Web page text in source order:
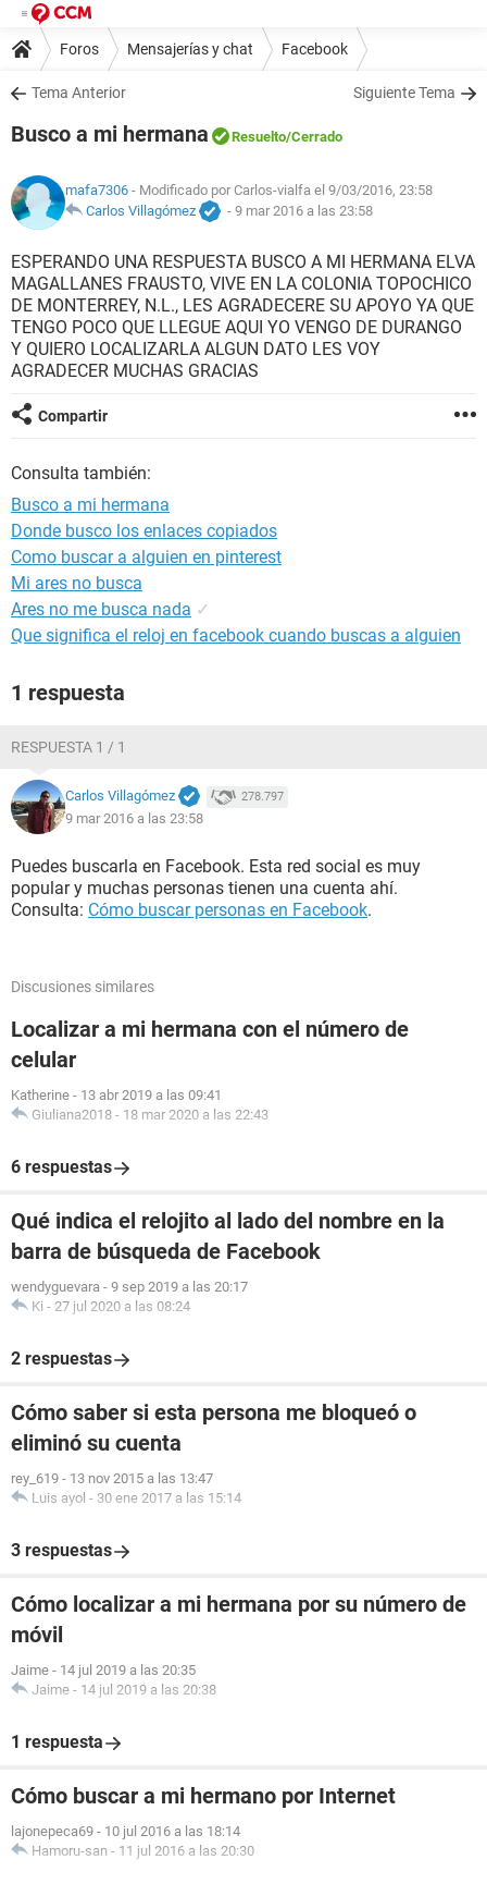
Foros Mensajerías y chat Facebook
Tema Anterior Siguiente Tema
Busco a mi hermana Resuelto/Cerrado
mafa7306 - Modificado por Carlos-vialfa el 9/03/2016, 23:58
Carlos Villagómez
- 9 mar 2016 a las 23:58
ESPERANDO UNA RESPUESTA BUSCO A MI HERMANA ELVA
MAGALLANES FRAUSTO, VIVE EN LA COLONIA TOPOCHICO
DE MONTERREY, N.L., LES AGRADECERE SU APOYO YA QUE
TENGO POCO QUE LLEGUE AQUI YO VENGO DE DURANGO
Y QUIERO LOCALIZARLA ALGUN DATO LES VOY
AGRADECER MUCHAS GRACIAS
Compartir
Consulta también:
Busco a mi hermana
Donde busco los enlaces copiados
Como buscar a alguien en pinterest
Mi ares no busca
Ares no me busca nada ✓
Que significa el reloj en facebook cuando buscas a alguien
1 respuesta
RESPUESTA 1 / 1
Carlos Villagómez 278.797
9 mar 2016 a las 23:58
Puedes buscarla en Facebook. Esta red social es muy
popular y muchas personas tienen una cuenta ahí.
Consulta: Cómo buscar personas en Facebook.
Discusiones similares
Localizar a mi hermana con el número de
celular
Katherine - 13 abr 2019 a las 09:41
Giuliana2018 - 18 mar 2020 a las 22:43
6 respuestas
Qué indica el relojito al lado del nombre en la
barra de búsqueda de Facebook
wendyguevara - 9 sep 2019 a las 20:17
Ki - 27 jul 2020 a las 08:24
2 respuestas
Cómo saber si esta persona me bloqueó o
eliminó su cuenta
rey_619 - 13 nov 2015 a las 13:47
Luis ayol - 30 ene 2017 a las 15:14
3 respuestas
Cómo localizar a mi hermana por su número de
móvil
Jaime - 14 jul 2019 a las 20:35
Jaime - 14 jul 2019 a las 20:38
1 respuesta
Cómo buscar a mi hermano por Internet
lajonepeca69 - 10 jul 2016 a las 18:14
Hamoru-san - 11 jul 2016 a las 20:30